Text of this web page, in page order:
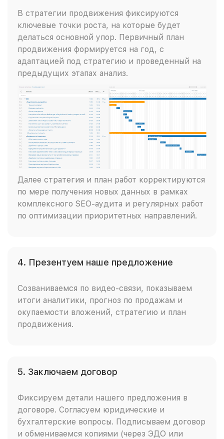
В стратегии продвижения фиксируются
ключевые точки роста, на которые будет
делаться основной упор. Первичный план
продвижения формируется на год, с
адаптацией под стратегию и проведенный на
предыдущих этапах анализ.
Далее стратегия и план работ корректируются
по мере получения новых данных в рамках
комплексного SEO-аудита и регулярных работ
по оптимизации приоритетных направлений.
4. Презентуем наше предложение
Созваниваемся по видео-связи, показываем
итоги аналитики, прогноз по продажам и
окупаемости вложений, стратегию и план
продвижения.
5. Заключаем договор
Фиксируем детали нашего предложения в
договоре. Согласуем юридические и
бухгалтерские вопросы. Подписываем договор
и обмениваемся копиями (через ЭДО или